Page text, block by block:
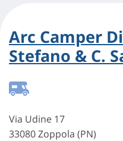
Arc Camper
Stefano & C.
Via Udine 17
33080 Zoppola (PN)